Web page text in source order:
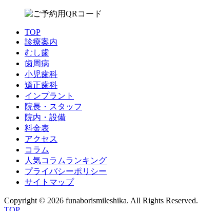
TOP
診療案内
むし歯
歯周病
小児歯科
矯正歯科
インプラント
院長・スタッフ
院内・設備
料金表
アクセス
コラム
人気コラムランキング
プライバシーポリシー
サイトマップ
Copyright © 2026 funaborismileshika. All Rights Reserved.